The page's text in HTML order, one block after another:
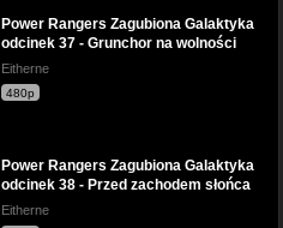
Power Rangers Zagubiona Galaktyka
odcinek 37 - Grunchor na wolności
Eitherne
480p
Power Rangers Zagubiona Galaktyka
odcinek 38 - Przed zachodem słońca
Eitherne